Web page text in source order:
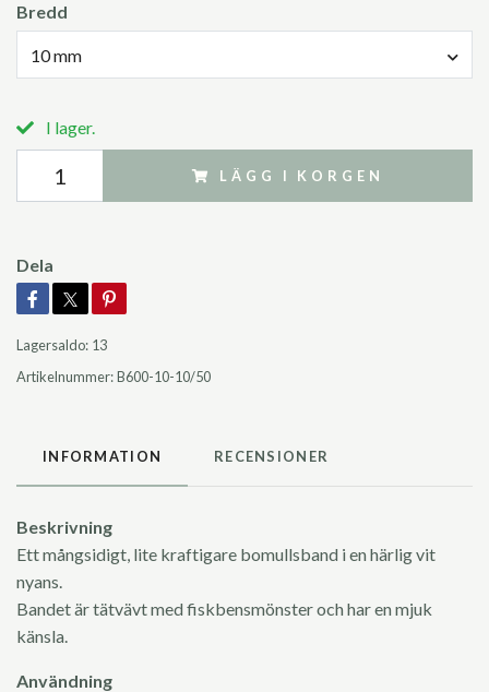
Bredd
10 mm
I lager.
LÄGG I KORGEN
Dela
Lagersaldo: 13
Artikelnummer:B600-10-10/50
INFORMATION RECENSIONER
Beskrivning
Ett mångsidigt, lite kraftigare bomullsband i en härlig vit
nyans.
Bandet är tätvävt med fiskbensmönster och har en mjuk
känsla.
Användning